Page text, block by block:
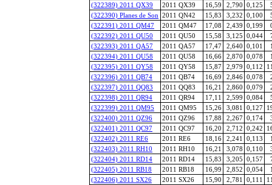
(322389) 2011 QX39
2011 QX39 16,59 2,790 0,125
(322390) Planes de Son 2011 QN42 15,83 3,232 0,100
(322391) 2011 QM47
2011 QM47 17,08 2,439 0,199
(322392) 2011 QU50
2011 QU50 15,58 3,125 0,044
(322393) 2011 QA57
2011 QA57 17,47 2,640 0,101
(322394) 2011 QU58
2011 QU58 16,66 2,870 0,078
(322395) 2011 QY58
2011 QY58 15,87 2,979 0,112
(322396) 2011 QB74
2011 QB74 16,69 2,846 0,078
(322397) 2011 QQ83
2011 QQ83 16,21 2,860 0,079
(322398) 2011 QR94
2011 QR94 17,11 2,599 0,084
(322399) 2011 QM95
2011 QM95 15,26 3,081 0,127
(322400) 2011 QZ96
2011 QZ96 17,88 2,267 0,174
(322401) 2011 QC97
2011 QC97 16,20 2,712 0,242
(322402) 2011 RE6
2011 RE6 18,16 2,241 0,113
(322403) 2011 RH10
2011 RH10 16,21 3,078 0,110
(322404) 2011 RD14
2011 RD14 15,83 3,205 0,157
(322405) 2011 RB18
2011 RB18 16,99 2,852 0,054
(322406) 2011 SX26
2011 SX26 15,90 2,781 0,111